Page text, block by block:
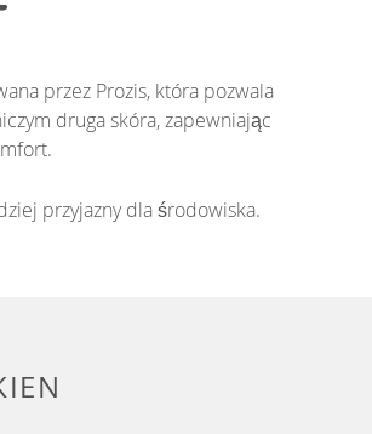
przez Prozis, która pozwala
druga skóra, zapewniając
przyjazny dla środowiska.